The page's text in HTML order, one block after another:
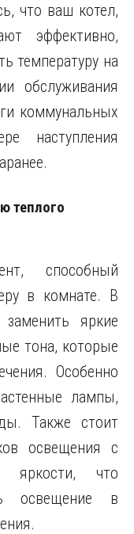
что ваш котел,
эффективно,
температуру на
обслуживания
коммунальных
наступления
теплого
способный
в комнате. В
яркие
тона, которые
Особенно
лампы,
Также стоит
освещения с
яркости, что
освещение в